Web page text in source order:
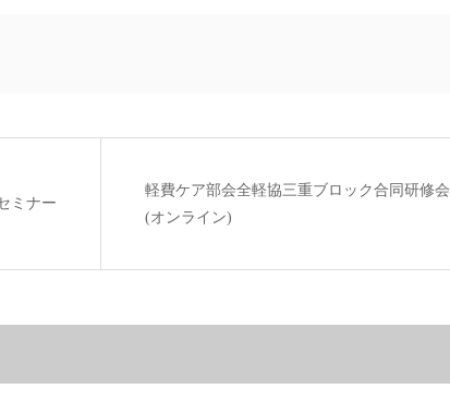
ミナー
軽費ケア部会全軽協三重ブロック合同研修会
(オンライン)